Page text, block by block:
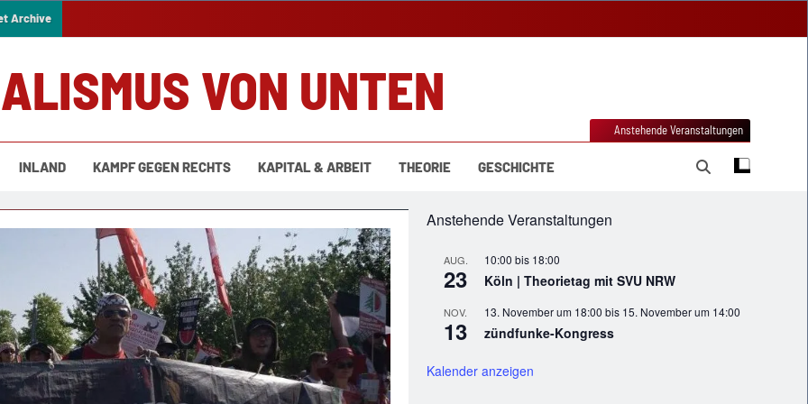
Archive
VON UNTEN
INLAND KAMPF GEGEN RECHTS KAPITAL & ARBEIT THEORIE GESCHICHTE
Anstehende Veranstaltungen
Anstehende Veranstaltungen
AUG.
23
10:00 bis 18:00
Köln | Theorietag mit SVU NRW
NOV.
13
13. November um 18:00 bis 15. November um 14:00
zündfunke-Kongress
Kalender anzeigen